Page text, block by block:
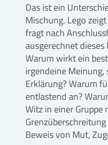
Das ist ein
Mischung. Lego
fragt nach
ausgerechnet
Warum wirkt ein
irgendeine
Erklärung? Warum
entlastend an?
Witz in einer Gruppe
Beweis von Mut,